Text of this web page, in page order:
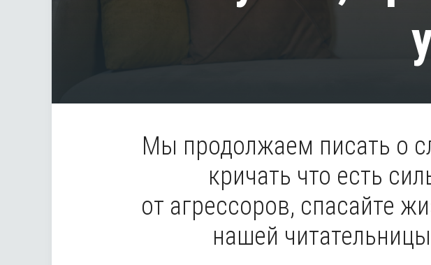
Мы продолжаем писать о
кричать что есть
от агрессоров, спасайте
нашей